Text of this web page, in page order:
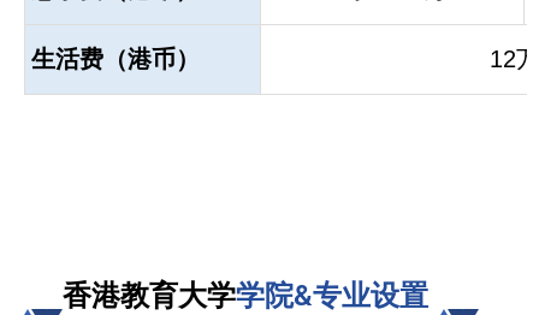
生活费（港币） 12
香港教育大学学院&专业设置